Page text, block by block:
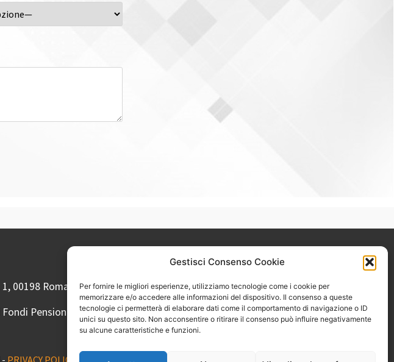
Gestisci Consenso Cookie
Per fornire le migliori esperienze, utilizziamo tecnologie come i cookie per
memorizzare e/o accedere alle informazioni del dispositivo. Il consenso a queste
tecnologie ci permetterà di elaborare dati come il comportamento di navigazione o ID
unici su questo sito. Non acconsentire o ritirare il consenso può influire negativamente
su alcune caratteristiche e funzioni.
00198 Roma
Pensione
alla vigilanza della COVIP
www.covip.it
PEC:
segreteria@pec.fondocasella.it